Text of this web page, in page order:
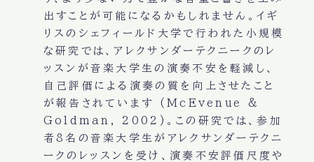
出すことが可能になるかもしれません。イギ
リスのシェフィールド大学で行われた小規模
な研究では、アレクサンダーテクニークのレ
ッスンが音楽大学生の演奏不安を軽減し、
自己評価による演奏の質を向上させたこと
が報告されています (McEvenue &
Goldman, 2002)。この研究では、参加
者8名の音楽大学生がアレクサンダーテクニ
ークのレッスンを受け、演奏不安評価尺度や